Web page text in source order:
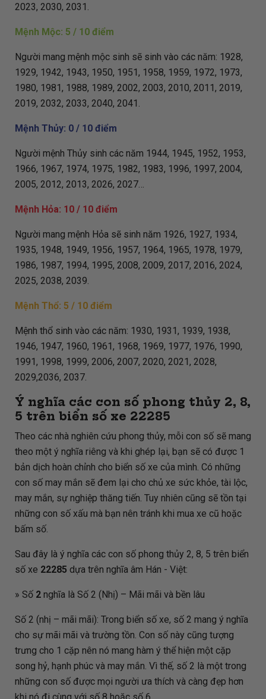
2023, 2030, 2031.
Mệnh Mộc: 5 / 10 điểm
Người mang mệnh mộc sinh sẽ sinh vào các năm: 1928,
1929, 1942, 1943, 1950, 1951, 1958, 1959, 1972, 1973,
1980, 1981, 1988, 1989, 2002, 2003, 2010, 2011, 2019,
2019, 2032, 2033, 2040, 2041.
Mệnh Thủy: 0 / 10 điểm
Người mệnh Thủy sinh các năm 1944, 1945, 1952, 1953,
1966, 1967, 1974, 1975, 1982, 1983, 1996, 1997, 2004,
2005, 2012, 2013, 2026, 2027…
Mệnh Hỏa: 10 / 10 điểm
Người mang mệnh Hỏa sẽ sinh năm 1926, 1927, 1934,
1935, 1948, 1949, 1956, 1957, 1964, 1965, 1978, 1979,
1986, 1987, 1994, 1995, 2008, 2009, 2017, 2016, 2024,
2025, 2038, 2039.
Mệnh Thổ: 5 / 10 điểm
Mệnh thổ sinh vào các năm: 1930, 1931, 1939, 1938,
1946, 1947, 1960, 1961, 1968, 1969, 1977, 1976, 1990,
1991, 1998, 1999, 2006, 2007, 2020, 2021, 2028,
2029,2036, 2037.
Ý nghĩa các con số phong thủy 2, 8,
5 trên biển số xe 22285
Theo các nhà nghiên cứu phong thủy, mỗi con số sẽ mang
theo một ý nghĩa riêng và khi ghép lại, bạn sẽ có được 1
bản dịch hoàn chỉnh cho biển số xe của mình. Có những
con số may mắn sẽ đem lại cho chủ xe sức khỏe, tài lộc,
may mắn, sự nghiệp thăng tiến. Tuy nhiên cũng sẽ tồn tại
những con số xấu mà bạn nên tránh khi mua xe cũ hoặc
bấm số.
Sau đây là ý nghĩa các con số phong thủy 2, 8, 5 trên biển
số xe 22285 dựa trên nghĩa âm Hán - Việt:
» Số 2nghĩa là Số 2 (Nhị) – Mãi mãi và bền lâu
Số 2 (nhị – mãi mãi): Trong biển số xe, số 2 mang ý nghĩa
cho sự mãi mãi và trường tồn. Con số này cũng tượng
trưng cho 1 cặp nên nó mang hàm ý thể hiện một cặp
song hỷ, hạnh phúc và may mắn. Vì thế, số 2 là một trong
những con số được mọi người ưa thích và càng đẹp hơn